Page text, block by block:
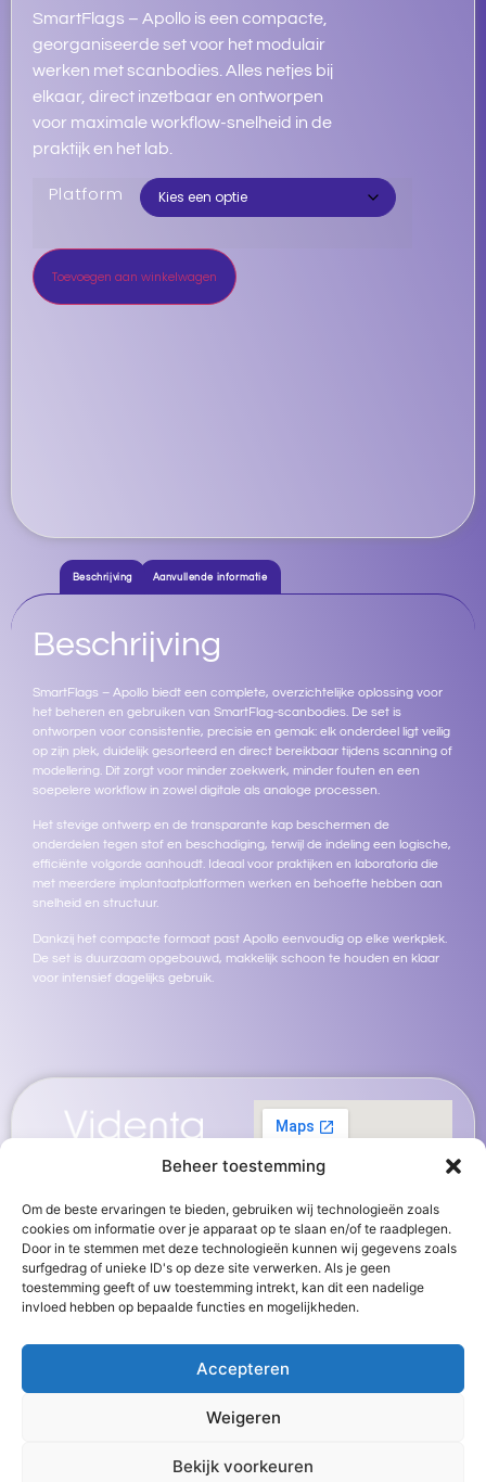
Beheer toestemming
Om de beste ervaringen te bieden, gebruiken wij technologieën zoals
cookies om informatie over je apparaat op te slaan en/of te raadplegen.
Door in te stemmen met deze technologieën kunnen wij gegevens zoals
surfgedrag of unieke ID's op deze site verwerken. Als je geen
toestemming geeft of uw toestemming intrekt, kan dit een nadelige
invloed hebben op bepaalde functies en mogelijkheden.
Accepteren
Weigeren
Bekijk voorkeuren
SmartFlags – Apollo is een compacte,
georganiseerde set voor het modulair
werken met scanbodies. Alles netjes bij
elkaar, direct inzetbaar en ontworpen
voor maximale workflow-snelheid in de
praktijk en het lab.
Platform
Toevoegen aan winkelwagen
Beschrijving Aanvullende informatie
Beschrijving
SmartFlags – Apollo biedt een complete, overzichtelijke oplossing voor
het beheren en gebruiken van SmartFlag-scanbodies. De set is
ontworpen voor consistentie, precisie en gemak: elk onderdeel ligt veilig
op zijn plek, duidelijk gesorteerd en direct bereikbaar tijdens scanning of
modellering. Dit zorgt voor minder zoekwerk, minder fouten en een
soepelere workflow in zowel digitale als analoge processen.
Het stevige ontwerp en de transparante kap beschermen de
onderdelen tegen stof en beschadiging, terwijl de indeling een logische,
efficiënte volgorde aanhoudt. Ideaal voor praktijken en laboratoria die
met meerdere implantaatplatformen werken en behoefte hebben aan
snelheid en structuur.
Dankzij het compacte formaat past Apollo eenvoudig op elke werkplek.
De set is duurzaam opgebouwd, makkelijk schoon te houden en klaar
voor intensief dagelijks gebruik.